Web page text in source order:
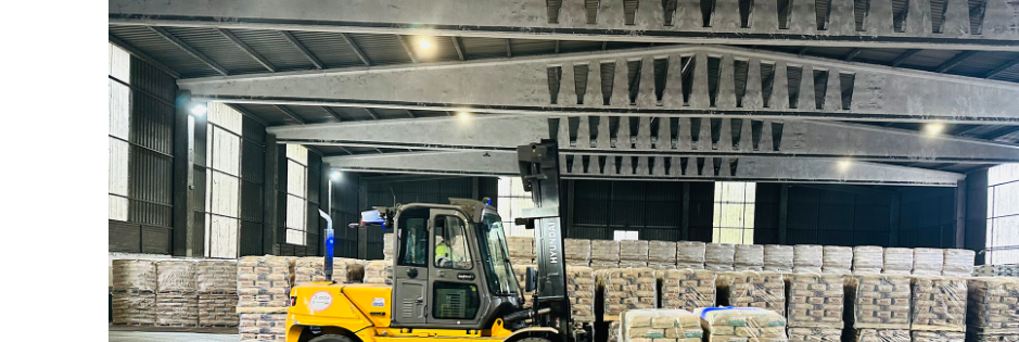
28/07/2026 30/07/2026